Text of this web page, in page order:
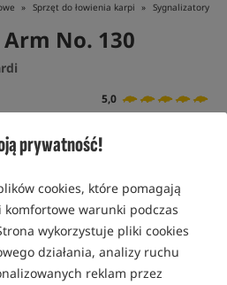
prywatność!
cookies, które pomagają
warunki podczas
wykorzystuje pliki cookies
działania, analizy ruchu
reklam przez
Sprzęt do łowienia karpi Sygnalizatory
No. 130
5,0